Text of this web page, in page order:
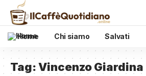
Home Chi siamo Salvati
Tag:Vincenzo Giardina